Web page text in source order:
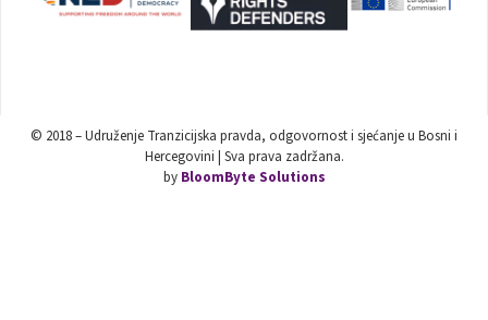
© 2018 – Udruženje Tranzicijska pravda, odgovornost i sjećanje u Bosni i
Hercegovini | Sva prava zadržana.
by BloomByte Solutions